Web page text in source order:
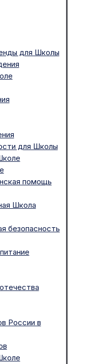
для Школы
для Школы
помощь
Школа
безопасность
России в